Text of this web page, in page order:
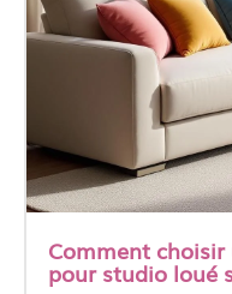
Comment
pour studio loué